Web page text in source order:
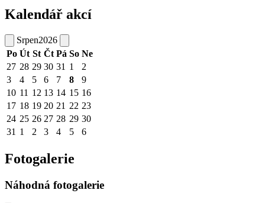
Kalendář akcí
Srpen2026
Po Út St Čt Pá So Ne
27 28 29 30 31 1
2
3
4 5 6 7 8
9
10 11 12 13 14 15 16
17 18 19 20 21 22 23
24 25 26 27 28 29 30
31 1 2 3 4 5 6
Fotogalerie
Náhodná fotogalerie